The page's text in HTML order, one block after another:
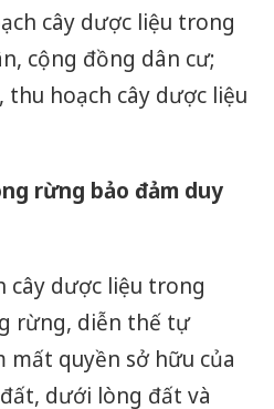
cây dược liệu trong
cộng đồng dân cư;
hoạch cây dược liệu
rừng bảo đảm duy
cây dược liệu trong
rừng, diễn thế tự
quyền sở hữu của
dưới lòng đất và